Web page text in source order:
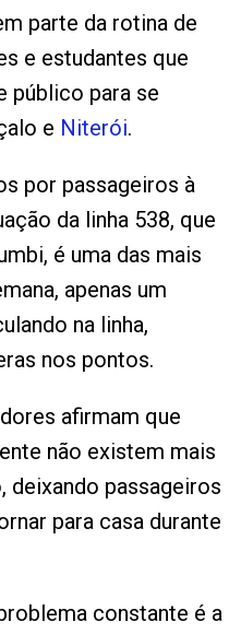
parte da rotina de
e estudantes que
público para se
e Niterói.
por passageiros à
da linha 538, que
é uma das mais
apenas um
na linha,
nos pontos.
afirmam que
não existem mais
passageiros
para casa durante
constante é a